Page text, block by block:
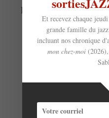
Laisser un
Et recevez chaque
grande famille du
incluant nos chronique
mon chez-moi